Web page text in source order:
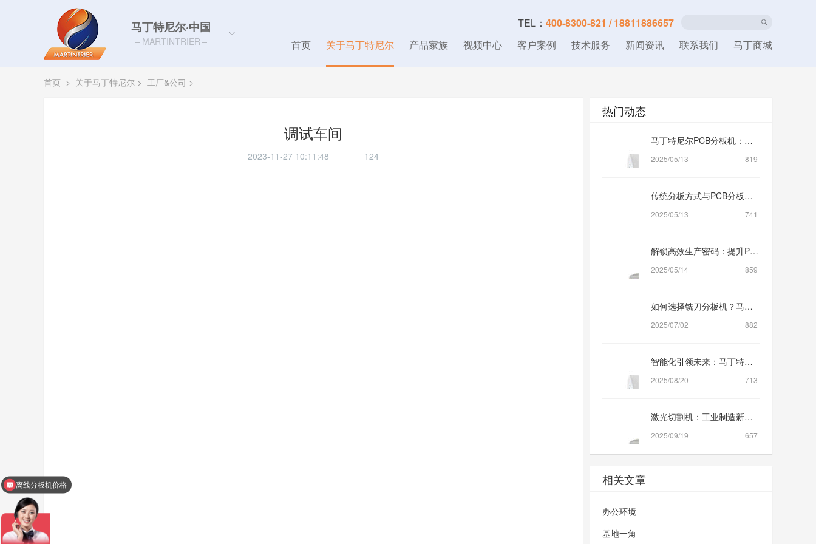
马丁特尼尔·中国
MARTINTRIER
TEL： 400-8300-821 / 18811886657
首页
关于马丁特尼尔 产品家族 视频中心 客户案例 技术服务 新闻资讯 联系我们 马丁商城
首页 > 关于马丁特尼尔 > 工厂&公司 >
调试车间
2023-11-27 10:11:48 124
热门动态
马丁特尼尔PCB分板机：微米级误差控制，铸就电路板品质传奇
2025/05/13 819
传统分板方式与PCB分板机：效率与质量的较量
2025/05/13 741
解锁高效生产密码：提升PCB分板机设备稳定性与效率
2025/05/14 859
如何选择铣刀分板机？马丁特尼尔技术优势全揭秘
2025/07/02 882
智能化引领未来：马丁特尼尔PCB分板机的创新之路
2025/08/20 713
激光切割机：工业制造新势力，马丁特尼尔引领创新潮流
2025/09/19 657
相关文章
办公环境
基地一角
离线分板机价格
摆盘机价格